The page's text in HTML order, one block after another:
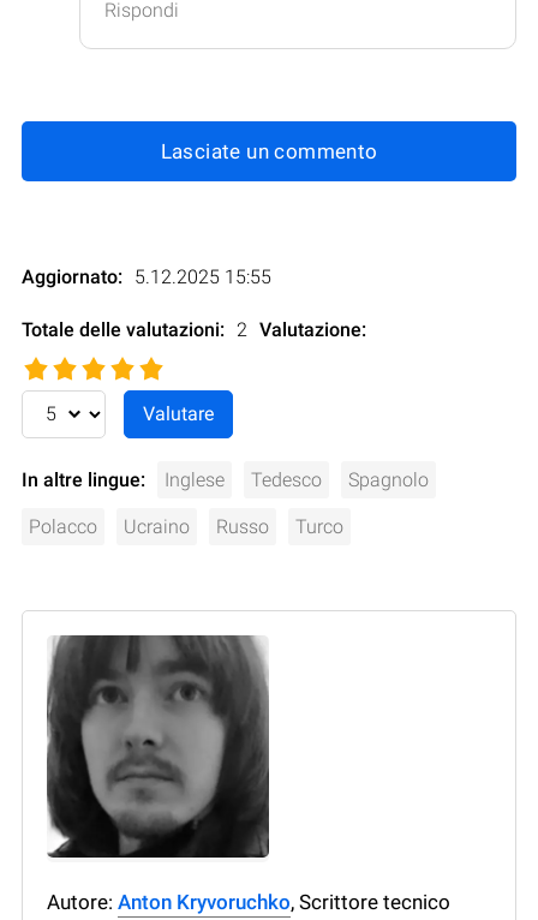
Rispondi
Lasciate un commento
Aggiornato: 5.12.2025 15:55
Totale delle valutazioni: 2 Valutazione:
In altre lingue: Inglese Tedesco Spagnolo
Polacco Ucraino Russo Turco
Autore: Anton Kryvoruchko, Scrittore tecnico